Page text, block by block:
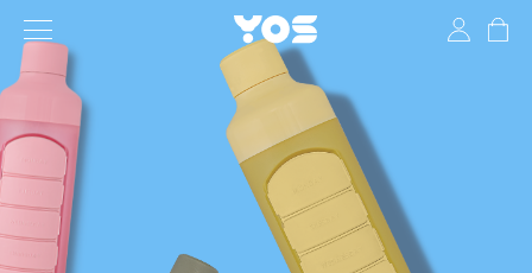
Toggle navigation YOS Health